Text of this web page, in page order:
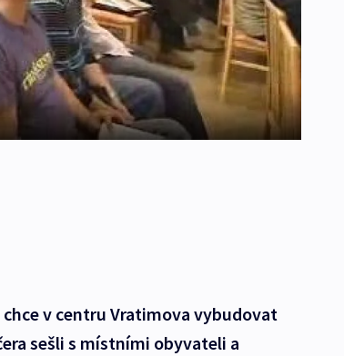
v centru Vratimova vybudovat
sešli s místními obyvateli a